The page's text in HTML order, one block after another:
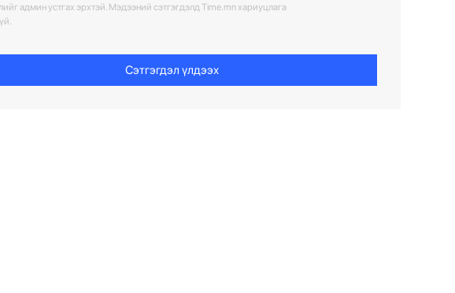
админ устгах эрхтэй. Мэдээний сэтгэгдэлд Time.mn хариуцлага
Сэтгэгдэл үлдээх